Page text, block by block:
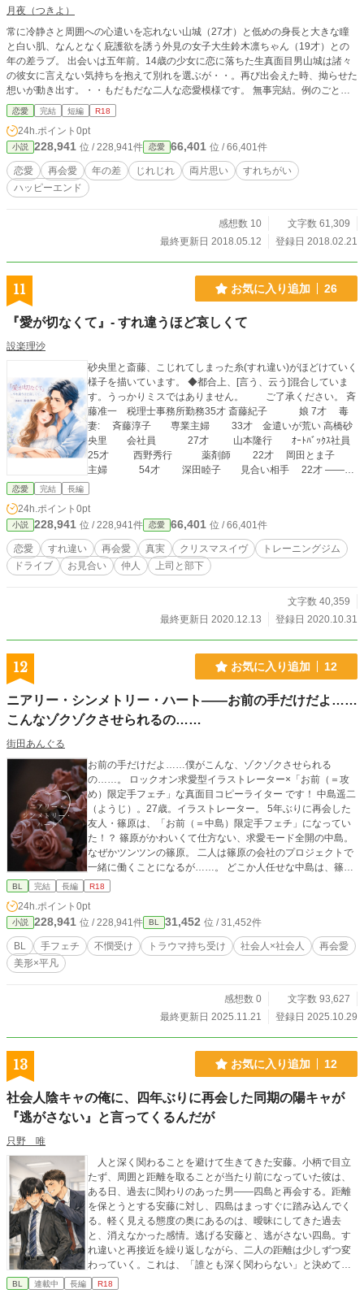
なく一人の女性として扱ってくれる宗吾に惹かれていく万結
だったが、彼が好意的なのは仕事のためだと自分に言い聞か
せる。 一方宗吾は十年以上に及ぶ片想いをこじらせるあま
り、万結を神聖視し過ぎて踏み出せない。 両片想いですれ違
う中、万結にライバルが現れ、更にはブランドのお披露目間
際、『若手イケメン社長、自社ブランド起用のぽっちゃりモ
デルと熱愛疑惑』というゴシップまで…… ぽちゃ専高身長イ
ケメンアパレル社長×美声がコンプレックスなひたむきぽっち
ゃり女子の恋の行く末は……！？
月夜（つきよ）
常に冷静さと周囲への心遣いを忘れない山城（27才）と低めの身長と大きな瞳
と白い肌、なんとなく庇護欲を誘う外見の女子大生鈴木凛ちゃん（19才）との
年の差ラブ。 出会いは五年前。14歳の少女に恋に落ちた生真面目男山城は諸々
の彼女に言えない気持ちを抱えて別れを選ぶが・・。再び出会えた時、拗らせた
想いが動き出す。・・もだもだな二人な恋愛模様です。 無事完結。例のごとく
番外編という名のいちゃラブが不定期更新されます（笑）
恋愛 完結 短編 R18
24h.ポイント 0pt
小説 228,941 位 / 228,941件 恋愛 66,401 位 / 66,401件
恋愛 再会愛 年の差 じれじれ 両片思い
すれちがい
ハッピーエンド
感想数 10
文字数 61,309
最終更新日 2018.05.12
登録日 2018.02.21
11 お気に入り追加 26
『愛が切なくて』- すれ違うほど哀しくて
設楽理沙
砂央里と斎藤、こじれてしまった糸(すれ違い)がほどけていく
様子を描いています。 ◆都合上、[言う、云う]混合していま
す。うっかりミスではありません。 ご了承ください。 斉
藤准一 税理士事務所勤務35才 斎藤紀子 娘 7才 毒
妻: 斉藤淳子 専業主婦 33才 金遣いが荒い 高橋砂
央里 会社員 27才 山本隆行 ｵｰﾄﾊﾞｯｸｽ社員
25才 西野秀行 薬剤師 22才 岡田とま子
主婦 54才 深田睦子 見合い相手 22才 ―――
―――――――――――――――――――― ❧イラストはAI
恋愛 完結 長編
24h.ポイント 0pt
小説 228,941 位 / 228,941件 恋愛 66,401 位 / 66,401件
恋愛 すれ違い 再会愛 真実 クリスマスイヴ
トレーニングジム
ドライブ
お見合い 仲人 上司と部下
文字数 40,359
最終更新日 2020.12.13
登録日 2020.10.31
12 お気に入り追加 12
ニアリー・シンメトリー・ハート——お前の手だけだよ……
こんなゾクゾクさせられるの……
街田あんぐる
お前の手だけだよ……僕がこんな、ゾクゾクさせられる
の……。 ロックオン求愛型イラストレーター×「お前（＝攻
め）限定手フェチ」な真面目コピーライター です！ 中島遥二
（ようじ）。27歳。イラストレーター。 5年ぶりに再会した
友人・篠原は、「お前（＝中島）限定手フェチ」になってい
た！？ 篠原がかわいくて仕方ない、求愛モード全開の中島。
なぜかツンツンの篠原。 二人は篠原の会社のプロジェクトで
一緒に働くことになるが……。 どこか人任せな中島は、篠原
のトラウマや二人の過去と向き合って、この恋を成就させら
お楽しみください〜！ ［攻め］中島遥二（なかじま・よう
じ） ロックオン求愛型イラストレーター ［受け］篠原梓（し
のはら・あずさ） 「お前（＝中島）限定手フェチ」な真面目
コピーライター （「＊」が付いたお話には性表現が含まれま
BL 完結 長編 R18
24h.ポイント 0pt
小説 228,941 位 / 228,941件 BL 31,452 位 / 31,452件
BL 手フェチ 不憫受け トラウマ持ち受け 社会人×社会人
再会愛
美形×平凡
感想数 0
文字数 93,627
最終更新日 2025.11.21
登録日 2025.10.29
13 お気に入り追加 12
社会人陰キャの俺に、四年ぶりに再会した同期の陽キャが
『逃がさない』と言ってくるんだが
只野 唯
人と深く関わることを避けて生きてきた安藤。小柄で目立
たず、周囲と距離を取ることが当たり前になっていた彼は、
ある日、過去に関わりのあった男――四島と再会する。距離
を保とうとする安藤に対し、四島はまっすぐに踏み込んでく
る。軽く見える態度の奥にあるのは、曖昧にしてきた過去
と、消えなかった感情。逃げる安藤と、逃がさない四島。す
れ違いと再接近を繰り返しながら、二人の距離は少しずつ変
わっていく。これは、「誰とも深く関わらない」と決めてい
た男が、たった一人の存在によって、その前提を覆されてい
BL 連載中 長編 R18